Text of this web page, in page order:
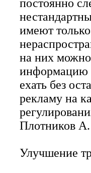
постоянно
имеют
на них
информацию
ехать без
рекламу на
Плотников А.
Улучшение